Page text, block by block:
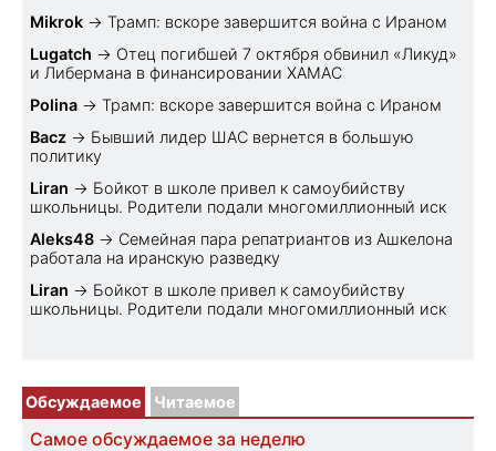
Mikrok → Трамп: вскоре завершится война с Ираном
Lugatch → Отец погибшей 7 октября обвинил «Ликуд»
и Либермана в финансировании ХАМАС
Polina → Трамп: вскоре завершится война с Ираном
Bacz → Бывший лидер ШАС вернется в большую
политику
Liran → Бойкот в школе привел к самоубийству
школьницы. Родители подали многомиллионный иск
Aleks48 → Семейная пара репатриантов из Ашкелона
работала на иранскую разведку
Liran → Бойкот в школе привел к самоубийству
школьницы. Родители подали многомиллионный иск
Обсуждаемое Читаемое
Самое обсуждаемое за неделю